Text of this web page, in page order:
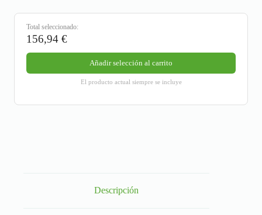
Total seleccionado:
156,94 €
Añadir selección al carrito
El producto actual siempre se incluye
Descripción